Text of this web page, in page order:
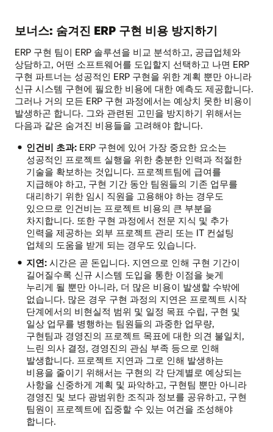
보너스: 숨겨진 ERP 구현 비용 방지하기
ERP 구현 팀이 ERP 솔루션을 비교 분석하고, 공급업체와
상담하고, 어떤 소프트웨어를 도입할지 선택하고 나면 ERP
구현 파트너는 성공적인 ERP 구현을 위한 계획 뿐만 아니라
신규 시스템 구현에 필요한 비용에 대한 예측도 제공합니다.
그러나 거의 모든 ERP 구현 과정에서는 예상치 못한 비용이
발생하곤 합니다. 그와 관련된 고민을 방지하기 위해서는
다음과 같은 숨겨진 비용들을 고려해야 합니다.
인건비 초과:ERP 구현에 있어 가장 중요한 요소는
성공적인 프로젝트 실행을 위한 충분한 인력과 적절한
기술을 확보하는 것입니다. 프로젝트팀에 급여를
지급해야 하고, 구현 기간 동안 팀원들의 기존 업무를
대리하기 위한 임시 직원을 고용해야 하는 경우도
있으므로 인건비는 프로젝트 비용의 큰 부분을
차지합니다. 또한 구현 과정에서 전문 지식 및 추가
인력을 제공하는 외부 프로젝트 관리 또는 IT 컨설팅
업체의 도움을 받게 되는 경우도 있습니다.
지연:시간은 곧 돈입니다. 지연으로 인해 구현 기간이
길어질수록 신규 시스템 도입을 통한 이점을 늦게
누리게 될 뿐만 아니라, 더 많은 비용이 발생할 수밖에
없습니다. 많은 경우 구현 과정의 지연은 프로젝트 시작
단계에서의 비현실적 범위 및 일정 목표 수립, 구현 및
일상 업무를 병행하는 팀원들의 과중한 업무량,
구현팀과 경영진의 프로젝트 목표에 대한 의견 불일치,
느린 의사 결정, 경영진의 관심 부족 등으로 인해
발생합니다. 프로젝트 지연과 그로 인해 발생하는
비용을 줄이기 위해서는 구현의 각 단계별로 예상되는
사항을 신중하게 계획 및 파악하고, 구현팀 뿐만 아니라
경영진 및 보다 광범위한 조직과 정보를 공유하고, 구현
팀원이 프로젝트에 집중할 수 있는 여건을 조성해야
합니다.